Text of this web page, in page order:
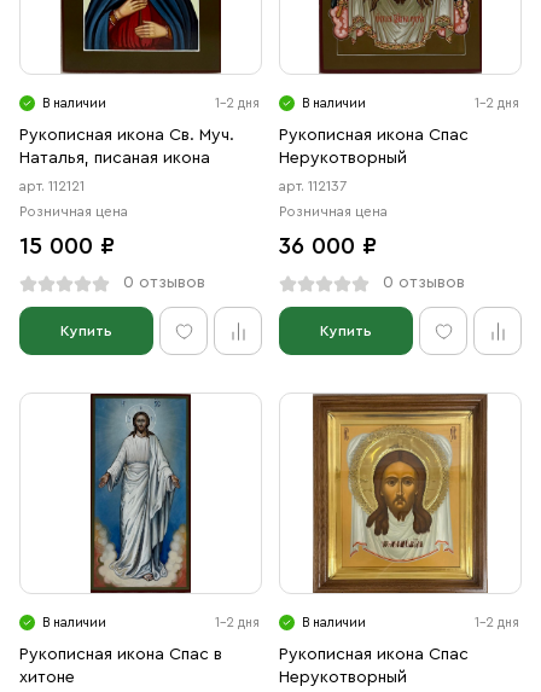
В наличии 1-2 дня
Рукописная икона Св. Муч.
Наталья, писаная икона
арт. 112121
Розничная цена
15 000 ₽
0 отзывов
Купить
В наличии 1-2 дня
Рукописная икона Спас
Нерукотворный
арт. 112137
Розничная цена
36 000 ₽
0 отзывов
Купить
В наличии 1-2 дня
Рукописная икона Спас в
хитоне
В наличии 1-2 дня
Рукописная икона Спас
Нерукотворный